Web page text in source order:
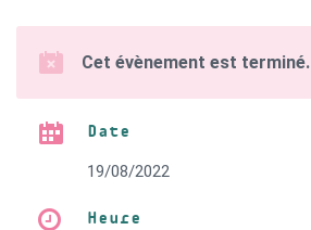
Cet évènement est terminé.
Date
19/08/2022
Heure